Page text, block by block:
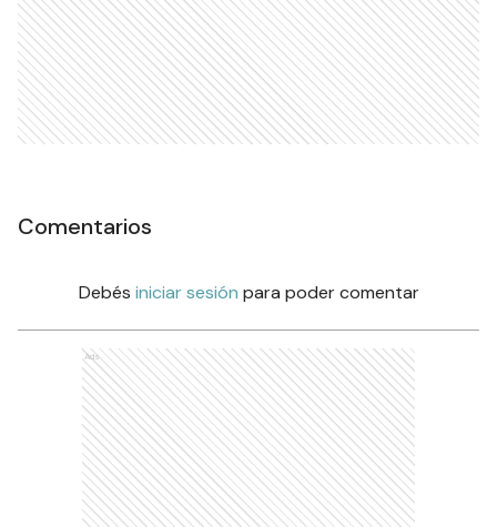
Comentarios
Debés iniciar sesión para poder comentar
Ads